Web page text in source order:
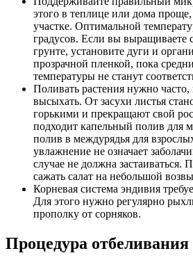
этого в теплице или дома
участке. Оптимальной
градусов. Если вы выращиваете
грунте, установите дуги и
прозрачной пленкой, пока
температуры не станут
Поливать растения нужно часто,
высыхать. От засухи листья
горькими и прекращают свой
подходит капельный полив для
полив в междурядья для
увлажнение не означает
случае не должна застаиваться.
сажать салат на небольшой
Корневая система эндивия
Для этого нужно регулярно
прополку от сорняков.
Процедура отбеливания